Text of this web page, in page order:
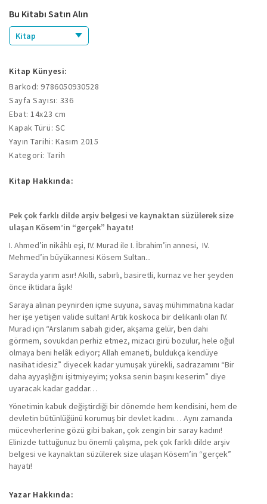
Bu Kitabı Satın Alın
Kitap
Kitap Künyesi:
Barkod: 9786050930528
Sayfa Sayısı: 336
Ebat: 14x23 cm
Kapak Türü: SC
Yayın Tarihi: Kasım 2015
Kategori: Tarih
Kitap Hakkında:
Pek çok farklı dilde arşiv belgesi ve kaynaktan süzülerek size
ulaşan Kösem’in “gerçek” hayatı!
I. Ahmed’in nikâhlı eşi, IV. Murad ile I. İbrahim’in annesi, IV.
Mehmed’in büyükannesi Kösem Sultan...
Sarayda yarım asır! Akıllı, sabırlı, basiretli, kurnaz ve her şeyden
önce iktidara âşık!
Saraya alınan peynirden içme suyuna, savaş mühimmatına kadar
her işe yetişen valide sultan! Artık koskoca bir delikanlı olan IV.
Murad için “Arslanım sabah gider, akşama gelür, ben dahi
görmem, sovukdan perhiz etmez, mizacı girü bozulur, hele oğul
olmaya beni helâk ediyor; Allah emaneti, buldukça kendüye
nasihat idesiz” diyecek kadar yumuşak yürekli, sadrazamını “Bir
daha ayyaşlığını işitmiyeyim; yoksa senin başını keserim” diye
uyaracak kadar gaddar…
Yönetimin kabuk değiştirdiği bir dönemde hem kendisini, hem de
devletin bütünlüğünü korumuş bir devlet kadını… Aynı zamanda
mücevherlerine gözü gibi bakan, çok zengin bir saray kadını!
Elinizde tuttuğunuz bu önemli çalışma, pek çok farklı dilde arşiv
belgesi ve kaynaktan süzülerek size ulaşan Kösem’in “gerçek”
hayatı!
Yazar Hakkında: